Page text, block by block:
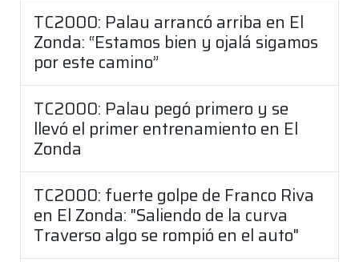
TC2000: Palau arrancó arriba en El
Zonda: “Estamos bien y ojalá sigamos
por este camino”
TC2000: Palau pegó primero y se
llevó el primer entrenamiento en El
Zonda
TC2000: fuerte golpe de Franco Riva
en El Zonda: "Saliendo de la curva
Traverso algo se rompió en el auto"